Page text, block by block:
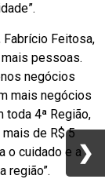
Fabrício Feitosa,
pessoas.
negócios
mais negócios
toda 4ª Região,
de R$ 5
o cuidado e a
região”.
❯
❯